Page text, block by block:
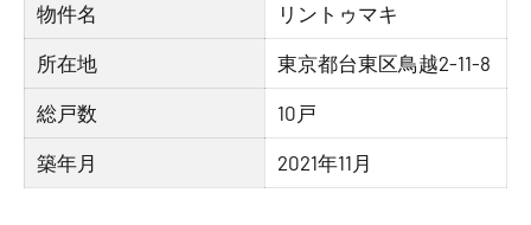
物件名 リントゥマキ
所在地 東京都台東区鳥越2-11-8
総戸数 10戸
築年月 2021年11月